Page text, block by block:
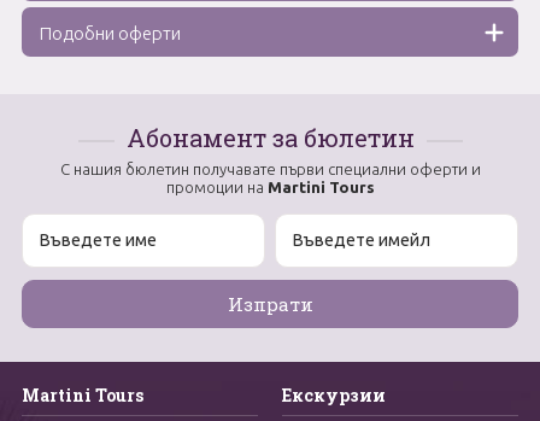
Подобни оферти
Абонамент за бюлетин
С нашия бюлетин получавате първи специални оферти и
промоции на Martini Tours
Martini Tours Екскурзии